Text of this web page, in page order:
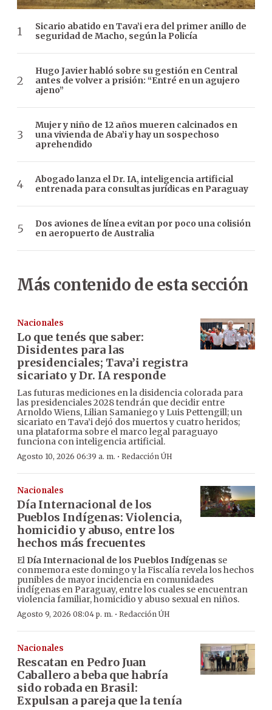
Sicario abatido en Tava’i era del primer anillo de
seguridad de Macho, según la Policía
Hugo Javier habló sobre su gestión en Central
antes de volver a prisión: “Entré en un agujero
ajeno”
Mujer y niño de 12 años mueren calcinados en
una vivienda de Aba’i y hay un sospechoso
aprehendido
Abogado lanza el Dr. IA, inteligencia artificial
entrenada para consultas jurídicas en Paraguay
Dos aviones de línea evitan por poco una colisión
en aeropuerto de Australia
Más contenido de esta sección
Nacionales
Lo que tenés que saber:
Disidentes para las
presidenciales; Tava’i registra
sicariato y Dr. IA responde
Las futuras mediciones en la disidencia colorada para
las presidenciales 2028 tendrán que decidir entre
Arnoldo Wiens, Lilian Samaniego y Luis Pettengill; un
sicariato en Tava’i dejó dos muertos y cuatro heridos;
una plataforma sobre el marco legal paraguayo
funciona con inteligencia artificial.
Agosto 10, 2026 06:39 a. m. · Redacción ÚH
Nacionales
Día Internacional de los
Pueblos Indígenas: Violencia,
homicidio y abuso, entre los
hechos más frecuentes
El Día Internacional de los Pueblos Indígenas se
conmemora este domingo y la Fiscalía revela los hechos
punibles de mayor incidencia en comunidades
indígenas en Paraguay, entre los cuales se encuentran
violencia familiar, homicidio y abuso sexual en niños.
Agosto 9, 2026 08:04 p. m. · Redacción ÚH
Nacionales
Rescatan en Pedro Juan
Caballero a beba que habría
sido robada en Brasil:
Expulsan a pareja que la tenía